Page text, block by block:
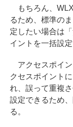
もちろん、
るため、標準の
定したい場合は
イントを一括設
アクセスポイン
クセスポイント
れ、誤って重複
設定できるため
る。